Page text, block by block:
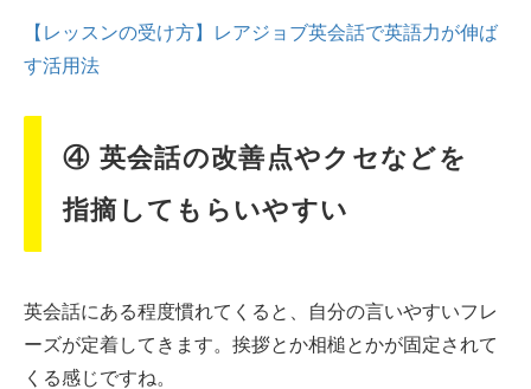
【レッスンの受け方】レアジョブ英会話で英語力が伸ば
す活用法
④ 英会話の改善点やクセなどを
指摘してもらいやすい
英会話にある程度慣れてくると、自分の言いやすいフレ
ーズが定着してきます。挨拶とか相槌とかが固定されて
くる感じですね。